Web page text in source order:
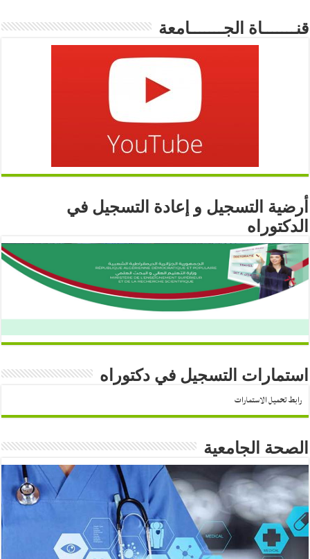
قنـــــــاة الجـــــــامعة
أرضية التسجيل و إعادة التسجيل في
الدكتوراه
استمارات التسجيل في دكتوراه
رابط تحميل الاستمارات
الصحة الجامعية